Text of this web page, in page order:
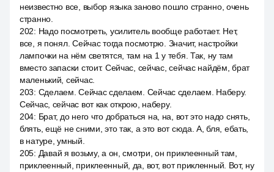
неизвестно все, выбор языка заново пошло странно, очень
странно.
202: Надо посмотреть, усилитель вообще работает. Нет,
все, я понял. Сейчас тогда посмотрю. Значит, настройки
лампочки на нём светятся, там на 1 у тебя. Так, ну там
вместо запаски стоит. Сейчас, сейчас, сейчас найдём, брат
маленький, сейчас.
203: Сделаем. Сейчас сделаем. Сейчас сделаем. Наберу.
Сейчас, сейчас вот как открою, наберу.
204: Брат, до него что добраться на, на, вот это надо снять,
блять, ещё не сними, это так, а это вот сюда. А, бля, ебать,
в натуре, умный.
205: Давай я возьму, а он, смотри, он приклеенный там,
приклеенный, приклеенный, да, вот, вот прикленный. Вот, ну